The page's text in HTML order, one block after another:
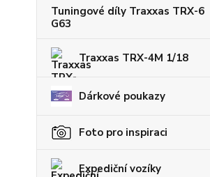
Tuningové díly Traxxas TRX-6
G63
Traxxas TRX-4M 1/18
Dárkové poukazy
Foto pro inspiraci
Expediční vozíky